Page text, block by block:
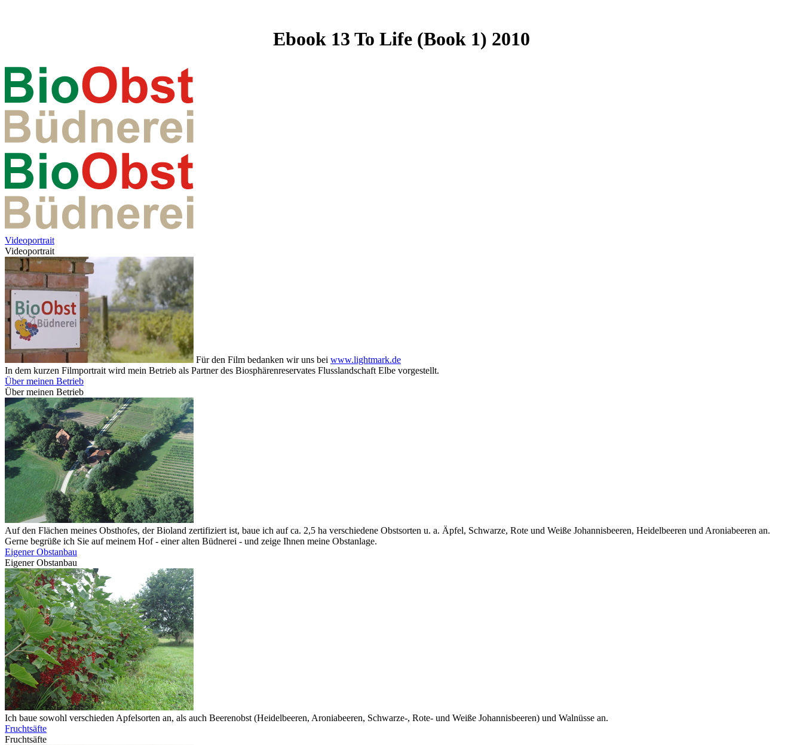
Ebook 13 To Life (Book 1) 2010
Videoportrait
Videoportrait
Für den Film bedanken wir uns bei www.lightmark.de
In dem kurzen Filmportrait wird mein Betrieb als Partner des Biosphärenreservates Flusslandschaft Elbe vorgestellt.
Über meinen Betrieb
Über meinen Betrieb
Auf den Flächen meines Obsthofes, der Bioland zertifiziert ist, baue ich auf ca. 2,5 ha verschiedene Obstsorten u. a. Äpfel, Schwarze, Rote und Weiße Johannisbeeren, Heidelbeeren und Aroniabeeren an.
Gerne begrüße ich Sie auf meinem Hof - einer alten Büdnerei - und zeige Ihnen meine Obstanlage.
Eigener Obstanbau
Eigener Obstanbau
Ich baue sowohl verschieden Apfelsorten an, als auch Beerenobst (Heidelbeeren, Aroniabeeren, Schwarze-, Rote- und Weiße Johannisbeeren) und Walnüsse an.
Fruchtsäfte
Fruchtsäfte